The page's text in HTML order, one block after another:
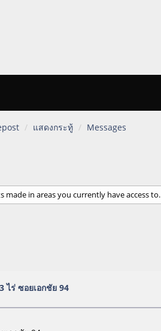
แสดงกระทู้ Messages
in areas you currently have access to.
ร่ ซอยเอกชัย 94